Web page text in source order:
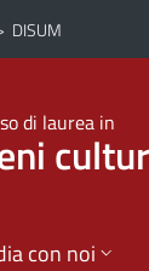
DISUM
di laurea in
con noi